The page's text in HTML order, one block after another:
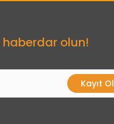
olun!
Kayıt Ol